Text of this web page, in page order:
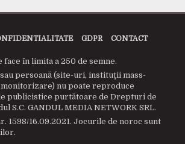
GDPR CONTACT
face în limita a 250 de semne.
persoană (site-uri, instituţii mass-
nu poate reproduce
publicistice purtătoare de Drepturi de
S.C. GANDUL MEDIA NETWORK SRL.
1598/16.09.2021. Jocurile de noroc sunt